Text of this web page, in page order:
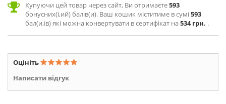
Купуючи цей товар через сайт, Ви отримаєте593
бонусних(і,ий) балів(и). Ваш кошик міститиме в сумі593
бал(и,ів) які можна конвертувати в сертифікат на534 грн. .
Оцініть
Написати відгук